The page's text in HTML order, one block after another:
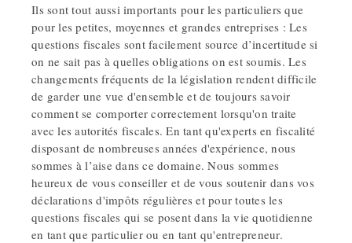
Ils sont tout aussi importants pour les particuliers que
pour les petites, moyennes et grandes entreprises : Les
questions fiscales sont facilement source d’incertitude si
on ne sait pas à quelles obligations on est soumis. Les
changements fréquents de la législation rendent difficile
de garder une vue d'ensemble et de toujours savoir
comment se comporter correctement lorsqu'on traite
avec les autorités fiscales. En tant qu'experts en fiscalité
disposant de nombreuses années d'expérience, nous
sommes à l’aise dans ce domaine. Nous sommes
heureux de vous conseiller et de vous soutenir dans vos
déclarations d'impôts régulières et pour toutes les
questions fiscales qui se posent dans la vie quotidienne
en tant que particulier ou en tant qu'entrepreneur.